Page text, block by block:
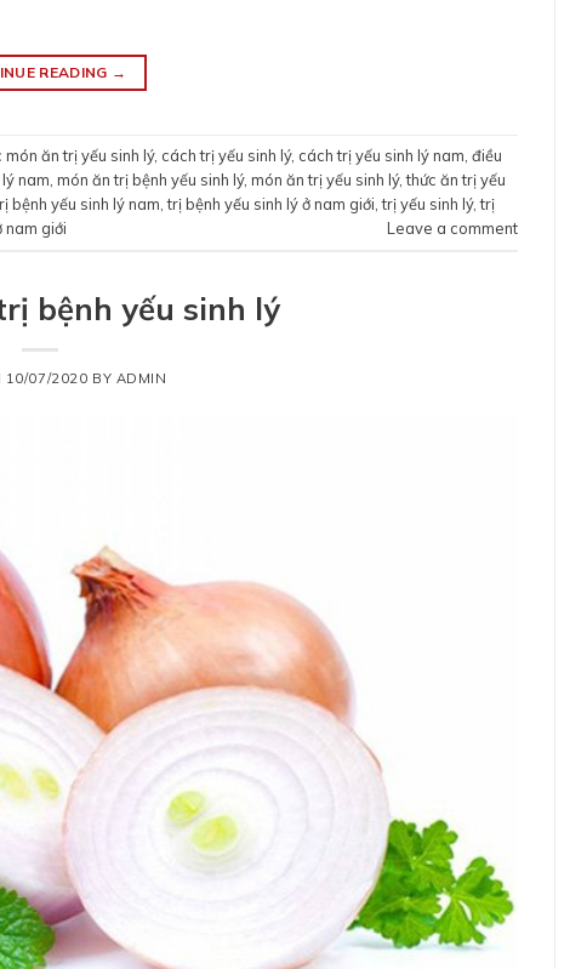
READING →
món ăn trị yếu sinh lý, cách trị yếu sinh lý, cách trị yếu sinh lý nam, điều
nam, món ăn trị bệnh yếu sinh lý, món ăn trị yếu sinh lý,thức ăn trị yếu
bệnh yếu sinh lý nam,trị bệnh yếu sinh lý ở nam giới,trị yếu sinh lý,trị
nam giới Leave a comment
bệnh yếu sinh lý
10/07/2020 BY ADMIN